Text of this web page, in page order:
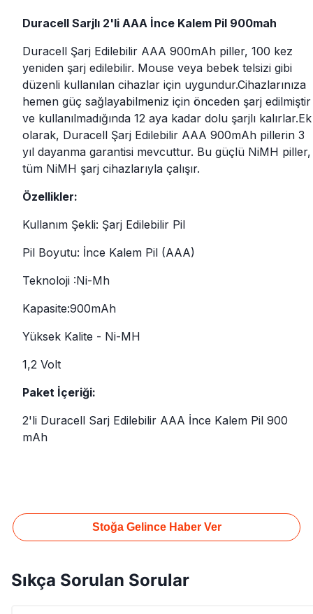
Duracell Sarjlı 2'li AAA İnce Kalem Pil 900mah
Duracell Şarj Edilebilir AAA 900mAh piller, 100 kez
yeniden şarj edilebilir. Mouse veya bebek telsizi gibi
düzenli kullanılan cihazlar için uygundur.Cihazlarınıza
hemen güç sağlayabilmeniz için önceden şarj edilmiştir
ve kullanılmadığında 12 aya kadar dolu şarjlı kalırlar.Ek
olarak, Duracell Şarj Edilebilir AAA 900mAh pillerin 3
yıl dayanma garantisi mevcuttur. Bu güçlü NiMH piller,
tüm NiMH şarj cihazlarıyla çalışır.
Özellikler:
Kullanım Şekli: Şarj Edilebilir Pil
Pil Boyutu: İnce Kalem Pil (AAA)
Teknoloji :Ni-Mh
Kapasite:900mAh
Yüksek Kalite - Ni-MH
1,2 Volt
Paket İçeriği:
2'li Duracell Sarj Edilebilir AAA İnce Kalem Pil 900
mAh
Stoğa Gelince Haber Ver
Sıkça Sorulan Sorular